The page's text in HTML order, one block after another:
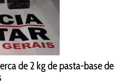
de 2 kg de pasta-base de